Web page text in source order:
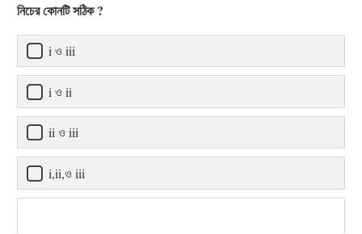
নিচের কোনটি সঠিক ?
i ও iii
i ও ii
ii ও iii
i,ii,ও iii